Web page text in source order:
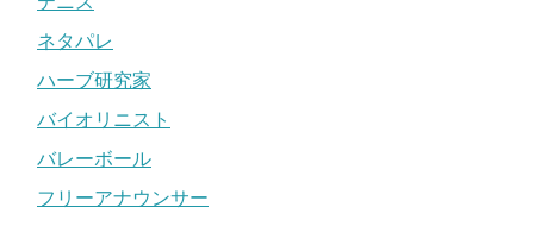
ネタパレ
ハーブ研究家
バイオリニスト
バレーボール
フリーアナウンサー